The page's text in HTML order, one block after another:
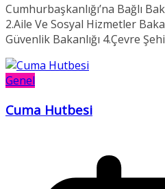
Cumhurbaşkanlığı’na Bağlı
2.Aile Ve Sosyal Hizmetler
Güvenlik Bakanlığı 4.Çevre
Genel
Cuma Hutbesi